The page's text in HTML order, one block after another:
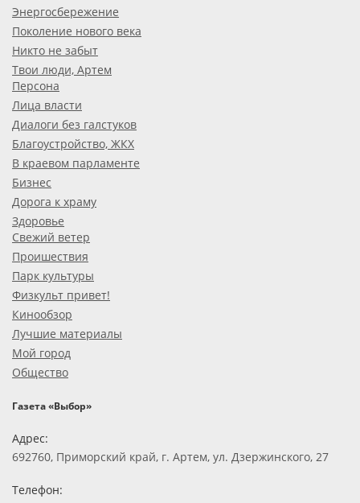
Энергосбережение
Поколение нового века
Никто не забыт
Твои люди, Артем
Персона
Лица власти
Диалоги без галстуков
Благоустройство, ЖКХ
В краевом парламенте
Бизнес
Дорога к храму
Здоровье
Свежий ветер
Проишествия
Парк культуры
Физкульт привет!
Кинообзор
Лучшие материалы
Мой город
Общество
Газета «Выбор»
Адрес:
692760, Приморский край, г. Артем, ул. Дзержинского, 27
Телефон: